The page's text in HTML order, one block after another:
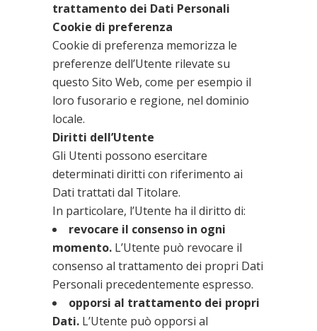
trattamento dei Dati Personali
Cookie di preferenza
Cookie di preferenza memorizza le
preferenze dell’Utente rilevate su
questo Sito Web, come per esempio il
loro fusorario e regione, nel dominio
locale.
Diritti dell’Utente
Gli Utenti possono esercitare
determinati diritti con riferimento ai
Dati trattati dal Titolare.
In particolare, l’Utente ha il diritto di:
revocare il consenso in ogni
momento. L’Utente può revocare il
consenso al trattamento dei propri Dati
Personali precedentemente espresso.
opporsi al trattamento dei propri
Dati. L’Utente può opporsi al